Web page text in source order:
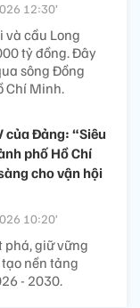
12:30’
và cầu Long
tỷ đồng. Đây
sông Đồng
Chí Minh.
của Đảng: “Siêu
phố Hồ Chí
cho vận hội
10:20’
phá, giữ vững
nền tảng
- 2030.